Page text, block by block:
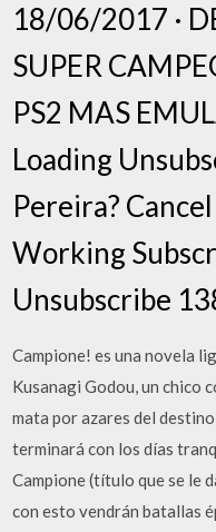
18/06/2017 ·
SUPER
PS2 MAS
Loading
Pereira?
Working
Unsubscribe
Campione! es una novela
Kusanagi Godou, un chico
mata por azares del
terminará con los días
Campione (título que se le
con esto vendrán batallas